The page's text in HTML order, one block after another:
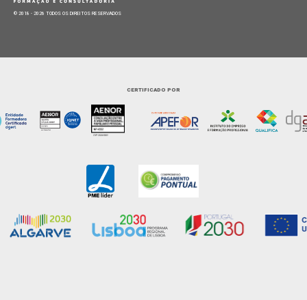
© 2018 - 2026 TODOS OS DIREITOS RESERVADOS
CERTIFICADO POR